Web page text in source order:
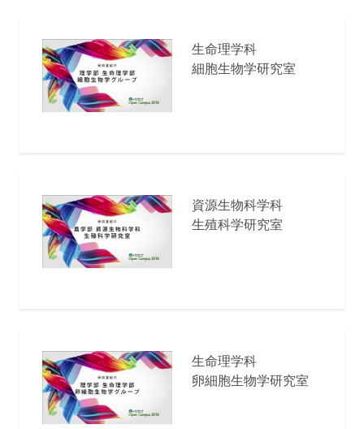
生命理学科
細胞生物学研究室
資源生物科学科
生殖科学研究室
生命理学科
卵細胞生物学研究室